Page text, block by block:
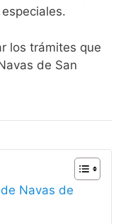
los trámites que
de San
Navas de